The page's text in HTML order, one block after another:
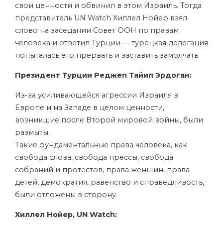
свои ценности и обвинил в этом Израиль. Тогда
представитель UN Watch Хиллел Нойер взял
слово на заседании Совет ООН по правам
человека и ответил Турции — турецкая делегация
попыталась его прервать и заставить замолчать.
Президент Турции Реджеп Тайип Эрдоган:
Из-за усиливающейся агрессии Израиля в
Европе и на Западе в целом ценности,
возникшие после Второй мировой войны, были
размыты.
Такие фундаментальные права человека, как
свобода слова, свобода прессы, свобода
собраний и протестов, права женщин, права
детей, демократия, равенство и справедливость,
были отложены в сторону.
Хиллел Нойер, UN Watch: